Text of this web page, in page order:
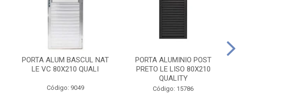
PORTA ALUM BASCUL NAT
LE VC 80X210 QUALI
Código: 9049
PORTA ALUMINIO POST
PRETO LE LISO 80X210
QUALITY
Código: 15786